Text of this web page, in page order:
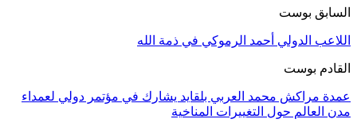
السابق بوست
اللاعب الدولي أحمد الرموكي في ذمة الله
القادم بوست
عمدة مراكش محمد العربي بلقايد يشارك في مؤتمر دولي لعمداء
مدن العالم حول التغييرات المناخية